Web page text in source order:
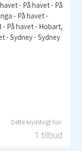
- På havet - På
- På havet -
- På havet - Hobart,
- Sydney - Sydney
1 tilbud